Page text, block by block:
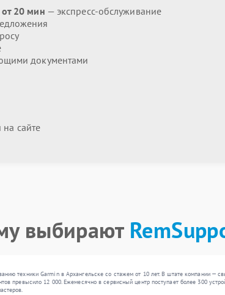
от 20 мин — экспресс-обслуживание
документами
сайте
выбирают
техники Garmin в Архангельске со стажем от 10 лет. В штате компании —
превысило 12 000. Ежемесячно в сервисный центр поступает более 300